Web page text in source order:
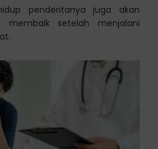
penderitanya juga akan
membaik setelah menjalani